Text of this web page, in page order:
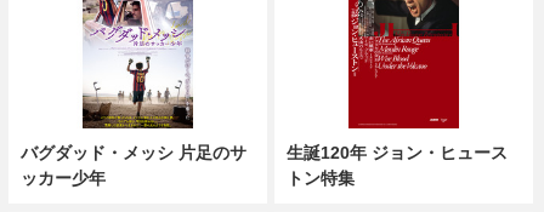
バグダッド・メッシ 片足のサ
ッカー少年
生誕120年 ジョン・ヒュース
トン特集